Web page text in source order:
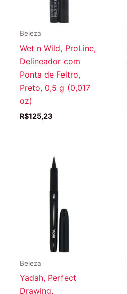
Beleza
Wet n Wild, ProLine,
Delineador com
Ponta de Feltro,
Preto, 0,5 g (0,017
oz)
R$125,23
Beleza
Yadah, Perfect
Drawing,